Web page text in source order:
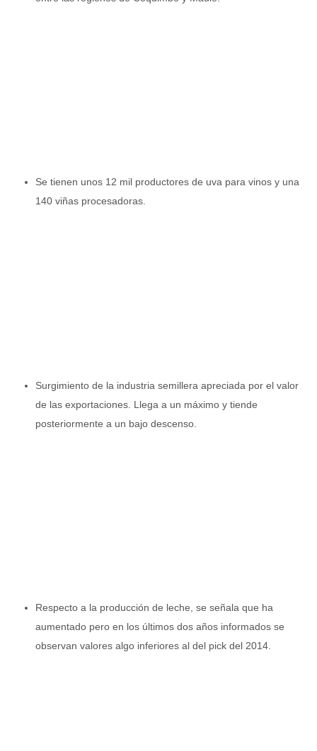
Se tienen unos 12 mil productores de uva para vinos y una
140 viñas procesadoras.
Surgimiento de la industria semillera apreciada por el valor
de las exportaciones. Llega a un máximo y tiende
posteriormente a un bajo descenso.
Respecto a la producción de leche, se señala que ha
aumentado pero en los últimos dos años informados se
observan valores algo inferiores al del pick del 2014.